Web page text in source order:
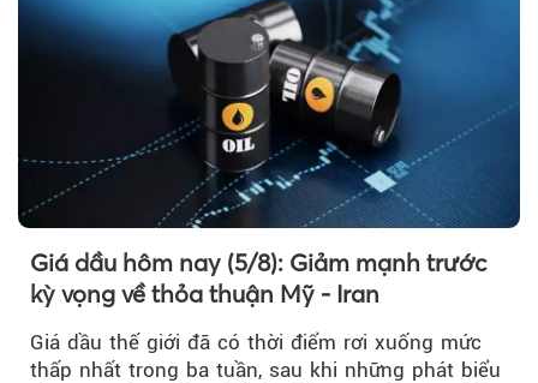
Giá dầu hôm nay (5/8): Giảm mạnh trước
kỳ vọng về thỏa thuận Mỹ - Iran
Giá dầu thế giới đã có thời điểm rơi xuống mức
thấp nhất trong ba tuần, sau khi những phát biểu